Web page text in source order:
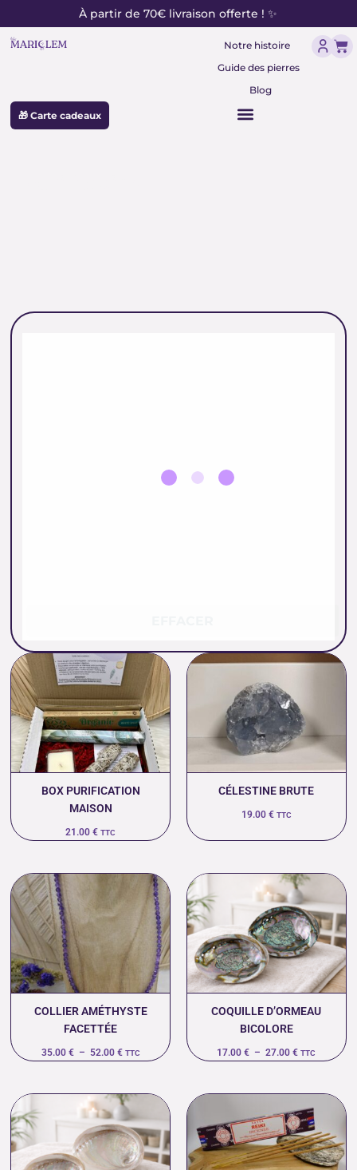
au
contenu
À partir de 70€ livraison offerte ! ✨
Notre histoire
Guide des pierres
Blog
🎁 Carte cadeaux
BOX PURIFICATION
MAISON
21.00€ TTC
CÉLESTINE BRUTE
19.00 € TTC
COLLIER AMÉTHYSTE
FACETTÉE
35.00 € – 52.00 €
52.00 €
TTC
COQUILLE D’ORMEAU
BICOLORE
17.00€ – 27.00€
Plage
de
prix :
17.00 €
à
27.00 €
TTC
Plage
de
prix :
17.00 €
à
27.00 €